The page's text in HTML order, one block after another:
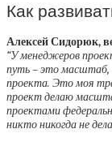
Как
Алексей Сидорюк,
“У менеджеров
путь – это масштаб,
проекта. Это моя
проект делаю
проектами
никто никогда не